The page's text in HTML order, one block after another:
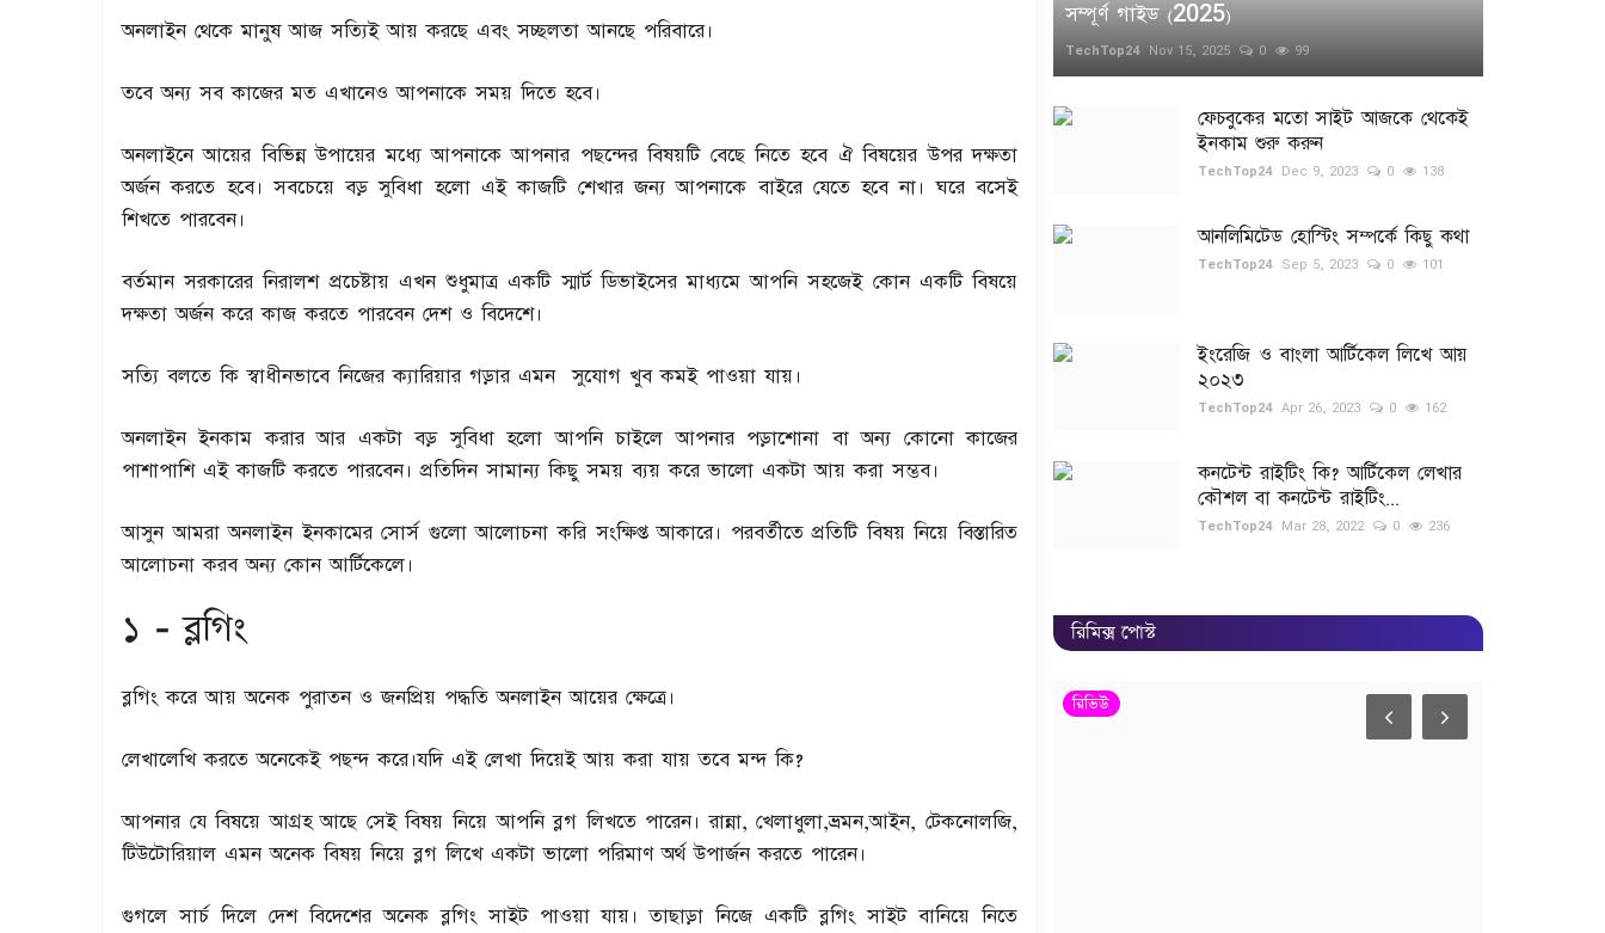
অনলাইন থেকে মানুষ আজ সত্যিই আয় করছে এবং সচ্ছলতা আনছে পরিবারে।
তবে অন্য সব কাজের মত এখানেও আপনাকে সময় দিতে হবে।
অনলাইনে আয়ের বিভিন্ন উপায়ের মধ্যে আপনাকে আপনার পছন্দের বিষয়টি বেছে নিতে হবে ঐ বিষয়ের উপর দক্ষতা
অর্জন করতে হবে। সবচেয়ে বড় সুবিধা হলো এই কাজটি শেখার জন্য আপনাকে বাইরে যেতে হবে না। ঘরে বসেই
শিখতে পারবেন।
বর্তমান সরকারের নিরালশ প্রচেষ্টায় এখন শুধুমাত্র একটি স্মার্ট ডিভাইসের মাধ্যমে আপনি সহজেই কোন একটি বিষয়ে
দক্ষতা অর্জন করে কাজ করতে পারবেন দেশ ও বিদেশে।
সত্যি বলতে কি স্বাধীনভাবে নিজের ক্যারিয়ার গড়ার এমন সুযোগ খুব কমই পাওয়া যায়।
অনলাইন ইনকাম করার আর একটা বড় সুবিধা হলো আপনি চাইলে আপনার পড়াশোনা বা অন্য কোনো কাজের
পাশাপাশি এই কাজটি করতে পারবেন। প্রতিদিন সামান্য কিছু সময় ব্যয় করে ভালো একটা আয় করা সম্ভব।
আসুন আমরা অনলাইন ইনকামের সোর্স গুলো আলোচনা করি সংক্ষিপ্ত আকারে। পরবর্তীতে প্রতিটি বিষয় নিয়ে বিস্তারিত
আলোচনা করব অন্য কোন আর্টিকেলে।
১ - ব্লগিং
ব্লগিং করে আয় অনেক পুরাতন ও জনপ্রিয় পদ্ধতি অনলাইন আয়ের ক্ষেত্রে।
লেখালেখি করতে অনেকেই পছন্দ করে।যদি এই লেখা দিয়েই আয় করা যায় তবে মন্দ কি?
আপনার যে বিষয়ে আগ্রহ আছে সেই বিষয় নিয়ে আপনি ব্লগ লিখতে পারেন। রান্না, খেলাধুলা,ভ্রমন,আইন, টেকনোলজি,
টিউটোরিয়াল এমন অনেক বিষয় নিয়ে ব্লগ লিখে একটা ভালো পরিমাণ অর্থ উপার্জন করতে পারেন।
গুগলে সার্চ দিলে দেশ বিদেশের অনেক ব্লগিং সাইট পাওয়া যায়। তাছাড়া নিজে একটি ব্লগিং সাইট বানিয়ে নিতে
সম্পূর্ণ গাইড (2025)
TechTop24 Nov 15, 2025 0 99
ফেচবুকের মতো সাইট আজকে থেকেই
ইনকাম শুরু করুন
TechTop24 Dec 9, 2023 0 138
আনলিমিটেড হোস্টিং সম্পর্কে কিছু কথা
TechTop24 Sep 5, 2023 0 101
ইংরেজি ও বাংলা আর্টিকেল লিখে আয়
২০২৩
TechTop24 Apr 26, 2023 0 162
কনটেন্ট রাইটিং কি? আর্টিকেল লেখার
কৌশল বা কনটেন্ট রাইটিং...
TechTop24 Mar 28, 2022 0 236
রিমিক্স পোস্ট
লাইসেন্স কোড নাটক রিভিউ